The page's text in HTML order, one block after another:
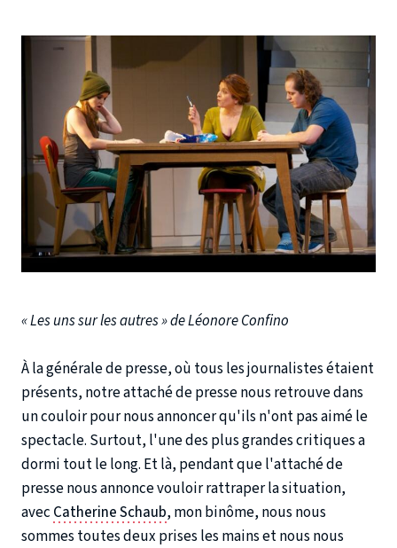
« Les uns sur les autres » de Léonore Confino
À la générale de presse, où tous les journalistes étaient
présents, notre attaché de presse nous retrouve dans
un couloir pour nous annoncer qu'ils n'ont pas aimé le
spectacle. Surtout, l'une des plus grandes critiques a
dormi tout le long. Et là, pendant que l'attaché de
presse nous annonce vouloir rattraper la situation,
avec Catherine Schaub, mon binôme, nous nous
sommes toutes deux prises les mains et nous nous